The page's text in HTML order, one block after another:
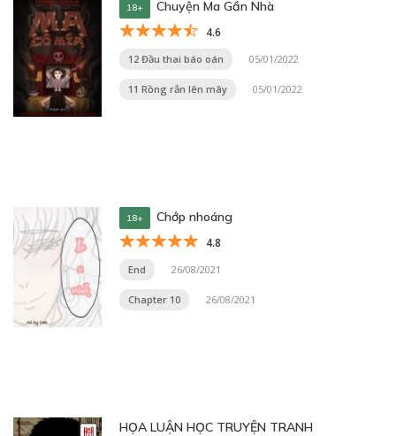
18+ Chuyện Ma Gần Nhà
4.6
12 Đầu thai báo oán 05/01/2022
11 Rồng rắn lên mây 05/01/2022
18+ Chớp nhoáng
4.8
End 26/08/2021
Chapter 10 26/08/2021
HỌA LUẬN HỌC TRUYỆN TRANH